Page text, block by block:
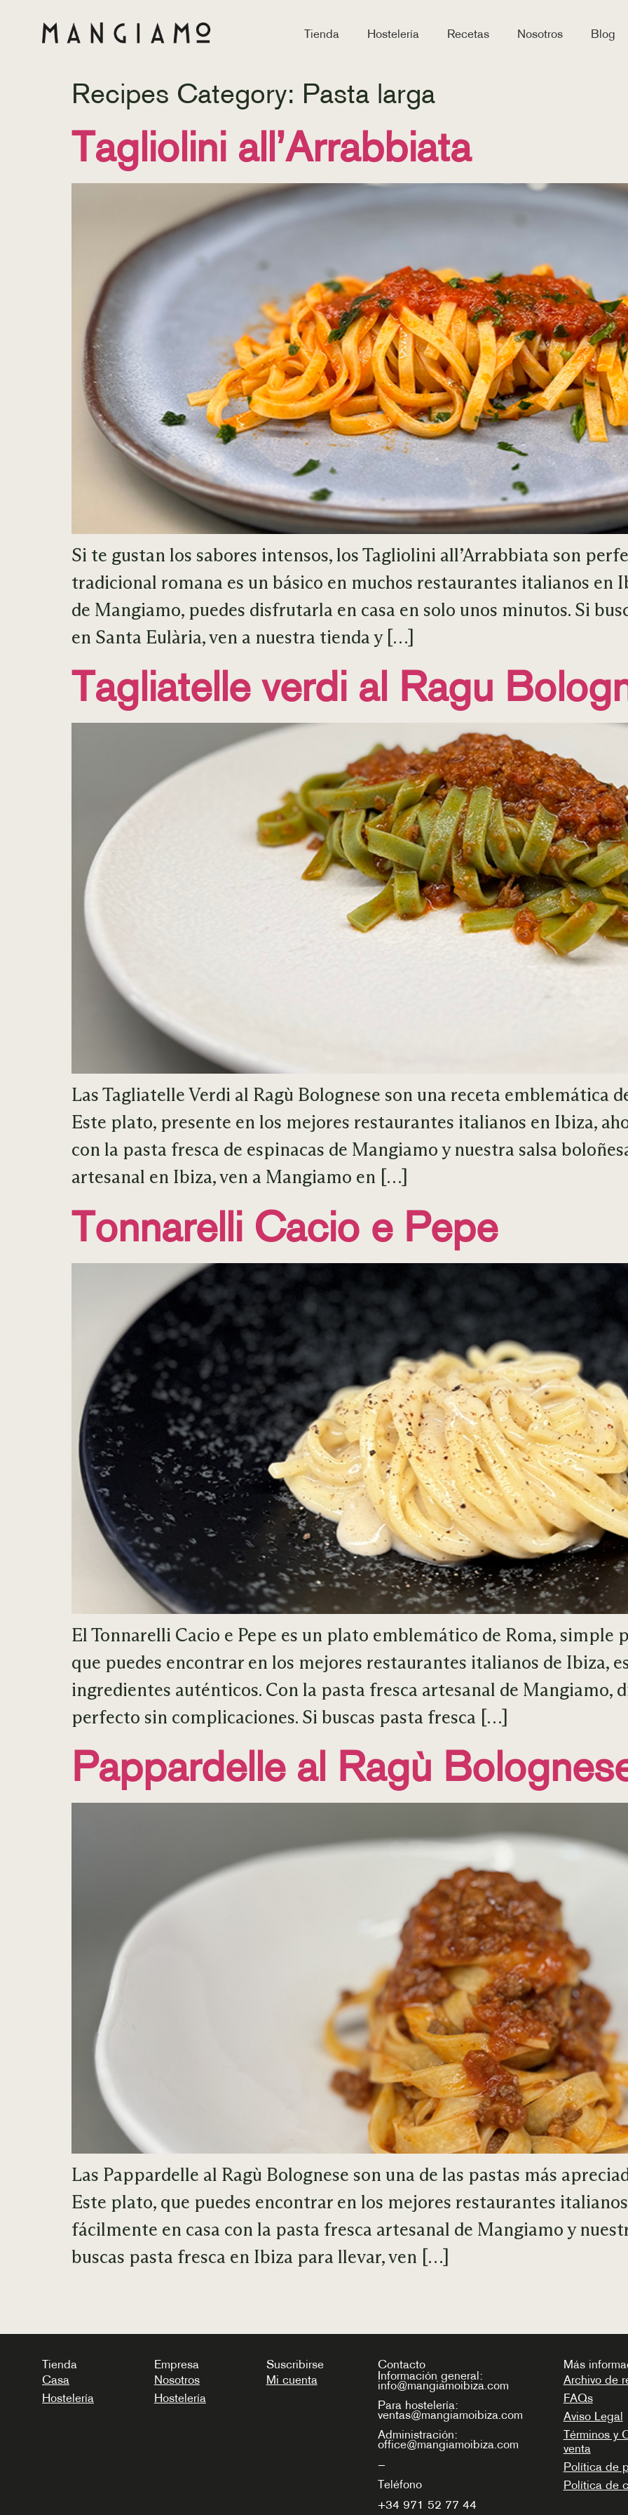
Tienda Hostelería Recetas Nosotros Blog
Recipes Category: Pasta larga
Tagliolini all’Arrabbiata
Si te gustan los sabores intensos, los Tagliolini all’Arrabbiata son
tradicional romana es un básico en muchos restaurantes italianos en
de Mangiamo, puedes disfrutarla en casa en solo unos minutos. Si
en Santa Eulària, ven a nuestra tienda y […]
Tagliatelle verdi al Ragu
Las Tagliatelle Verdi al Ragù Bolognese son una receta emblemática
Este plato, presente en los mejores restaurantes italianos en Ibiza,
con la pasta fresca de espinacas de Mangiamo y nuestra salsa
artesanal en Ibiza, ven a Mangiamo en […]
Tonnarelli Cacio e Pepe
El Tonnarelli Cacio e Pepe es un plato emblemático de Roma, simple
que puedes encontrar en los mejores restaurantes italianos de Ibiza,
ingredientes auténticos. Con la pasta fresca artesanal de Mangiamo,
perfecto sin complicaciones. Si buscas pasta fresca […]
Pappardelle al Ragù
Las Pappardelle al Ragù Bolognese son una de las pastas más
Este plato, que puedes encontrar en los mejores restaurantes
fácilmente en casa con la pasta fresca artesanal de Mangiamo y
buscas pasta fresca en Ibiza para llevar, ven […]
Tienda
Casa
Hostelería
Empresa
Nosotros
Hostelería
Suscribirse
Mi cuenta
Contacto
Información general:
info@mangiamoibiza.com
Para hostelería:
ventas@mangiamoibiza.com
Administración:
office@mangiamoibiza.com
—
Teléfono
+34 971 52 77 44
Más
Archivo de
FAQs
Aviso Legal
Términos y
venta
Política de
Política de